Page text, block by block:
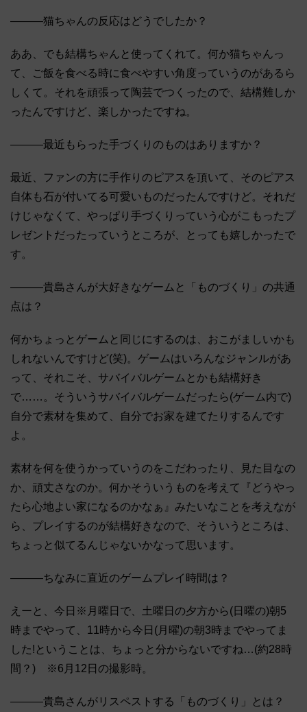
―――猫ちゃんの反応はどうでしたか？
ああ、でも結構ちゃんと使ってくれて。何か猫ちゃんっ
て、ご飯を食べる時に食べやすい角度っていうのがあるら
しくて。それを頑張って陶芸でつくったので、結構難しか
ったんですけど、楽しかったですね。
―――最近もらった手づくりのものはありますか？
最近、ファンの方に手作りのピアスを頂いて、そのピアス
自体も石が付いてる可愛いものだったんですけど。それだ
けじゃなくて、やっぱり手づくりっていう心がこもったプ
レゼントだったっていうところが、とっても嬉しかったで
す。
―――貴島さんが大好きなゲームと「ものづくり」の共通
点は？
何かちょっとゲームと同じにするのは、おこがましいかも
しれないんですけど(笑)。ゲームはいろんなジャンルがあ
って、それこそ、サバイバルゲームとかも結構好き
で……。そういうサバイバルゲームだったら(ゲーム内で)
自分で素材を集めて、自分でお家を建てたりするんです
よ。
素材を何を使うかっていうのをこだわったり、見た目なの
か、頑丈さなのか。何かそういうものを考えて『どうやっ
たら心地よい家になるのかなぁ』みたいなことを考えなが
ら、プレイするのが結構好きなので、そういうところは、
ちょっと似てるんじゃないかなって思います。
―――ちなみに直近のゲームプレイ時間は？
えーと、今日※月曜日で、土曜日の夕方から(日曜の)朝5
時までやって、11時から今日(月曜)の朝3時までやってま
した!ということは、ちょっと分からないですね…(約28時
間？) ※6月12日の撮影時。
―――貴島さんがリスペストする「ものづくり」とは？